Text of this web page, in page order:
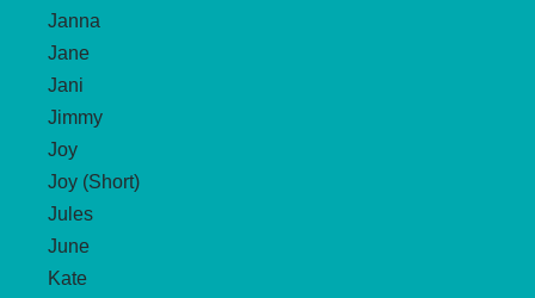
Janna
Jane
Jani
Jimmy
Joy
Joy (Short)
Jules
June
Kate